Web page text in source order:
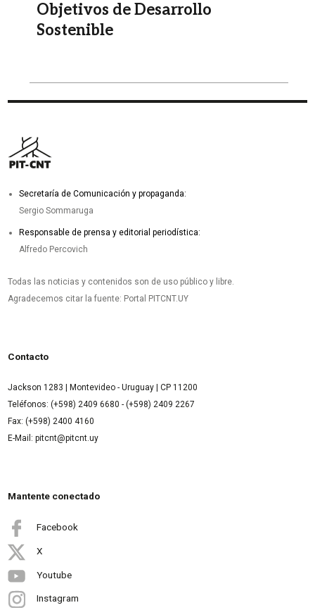
Objetivos de Desarrollo
Sostenible
Secretaría de Comunicación y propaganda:
Sergio Sommaruga
Responsable de prensa y editorial periodística:
Alfredo Percovich
Todas las noticias y contenidos son de uso público y libre.
Agradecemos citar la fuente: Portal PITCNT.UY
Contacto
Jackson 1283 | Montevideo - Uruguay | CP 11200
Teléfonos: (+598) 2409 6680 - (+598) 2409 2267
Fax: (+598) 2400 4160
E-Mail: pitcnt@pitcnt.uy
Mantente conectado
Facebook
X
Youtube
Instagram